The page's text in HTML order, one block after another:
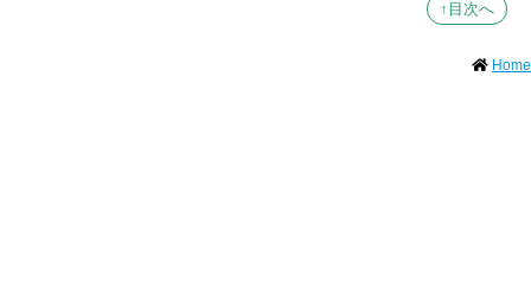
↑目次へ
Home